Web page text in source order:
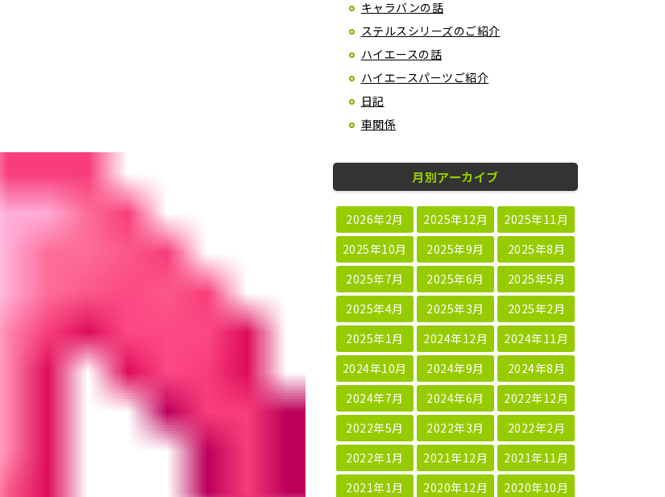
キャラバンの話
ステルスシリーズのご紹介
ハイエースの話
ハイエースパーツご紹介
日記
車関係
月別アーカイブ
2026年2月 2025年12月
2025年11月
2025年10月
2025年9月
2025年8月
2025年7月
2025年6月
2025年5月
2025年4月
2025年3月
2025年2月
2025年1月
2024年12月
2024年11月
2024年10月
2024年9月
2024年8月
2024年7月
2024年6月
2022年12月
2022年5月
2022年3月
2022年2月
2022年1月
2021年12月
2021年11月
2021年1月
2020年12月
2020年10月